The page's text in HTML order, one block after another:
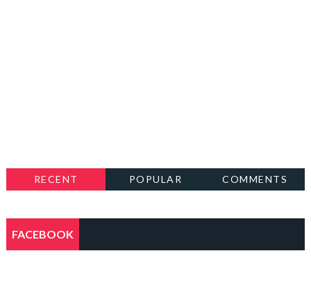
RECENT POPULAR COMMENTS
FACEBOOK